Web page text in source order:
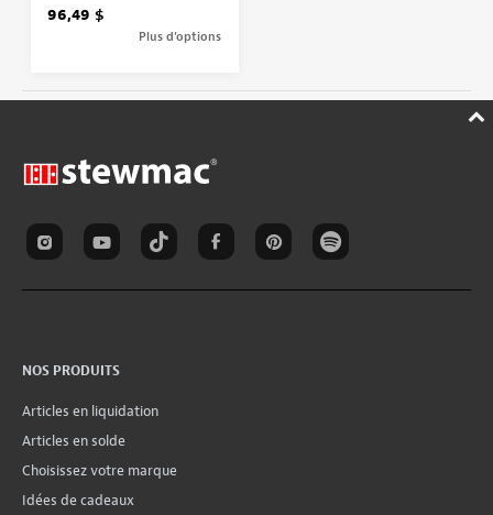
96,49 $
Plus d’options
NOS PRODUITS
Articles en liquidation
Articles en solde
Choisissez votre marque
Idées de cadeaux